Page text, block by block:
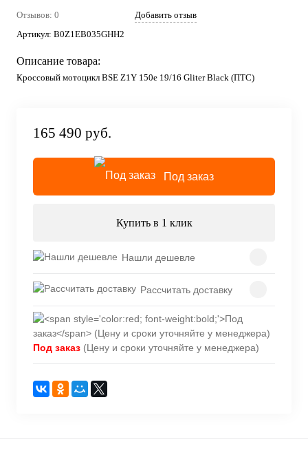
Отзывов: 0
Добавить отзыв
Артикул: B0Z1EB035GHH2
Описание товара:
Кроссовый мотоцикл BSE Z1Y 150e 19/16 Gliter Black (ПТС)
165 490 руб.
Под заказ
Купить в 1 клик
Нашли дешевле
Рассчитать доставку
Под заказ (Цену и сроки уточняйте у менеджера)